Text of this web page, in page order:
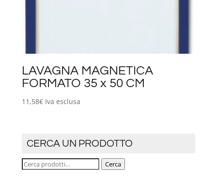
LAVAGNA MAGNETICA
FORMATO 35 x 50 CM
11,58€ Iva esclusa
CERCA UN PRODOTTO
Cerca: Cerca